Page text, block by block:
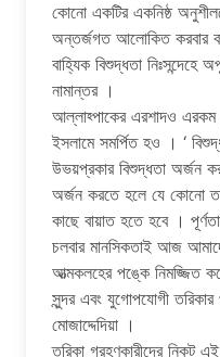
কোনো একটির একনিষ্ঠ
অন্তর্জগত আলোকিত করবার
বাহ্যিক বিশুদ্ধতা
নামান্তর ।
আল্লাহ্পাকের এরশাদও এরকম
ইসলামে সমর্পিত হও । ‘
উভয়প্রকার বিশুদ্ধতা অর্জন
অর্জন করতে হলে যে কোনো
কাছে বায়াত হতে হবে ।
চলবার মানসিকতাই আজ
আত্মকলহের পঙ্কে নিমজ্জিত
সুন্দর এবং যুগোপযোগী
মোজাদ্দেদিয়া ।
তরিকা গ্রহণকারীদের নিকট